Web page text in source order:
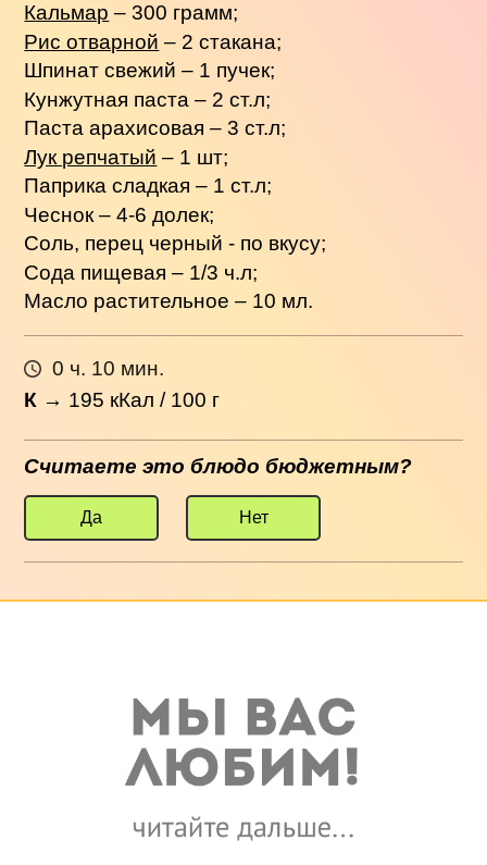
Кальмар – 300 грамм;
Рис отварной – 2 стакана;
Шпинат свежий – 1 пучек;
Кунжутная паста – 2 ст.л;
Паста арахисовая – 3 ст.л;
Лук репчатый – 1 шт;
Паприка сладкая – 1 ст.л;
Чеснок – 4-6 долек;
Соль, перец черный - по вкусу;
Сода пищевая – 1/3 ч.л;
Масло растительное – 10 мл.
0 ч. 10 мин.
К → 195 кКал / 100 г
Считаете это блюдо бюджетным?
Да Нет